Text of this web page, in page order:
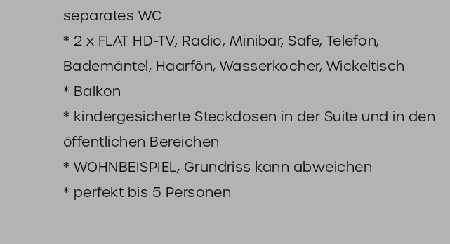
separates WC
* 2 x FLAT HD-TV, Radio, Minibar, Safe, Telefon,
Bademäntel, Haarfön, Wasserkocher, Wickeltisch
* Balkon
* kindergesicherte Steckdosen in der Suite und in den
öffentlichen Bereichen
* WOHNBEISPIEL, Grundriss kann abweichen
* perfekt bis 5 Personen